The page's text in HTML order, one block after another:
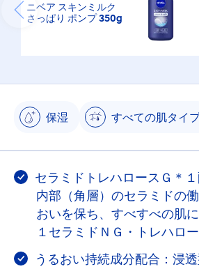
ニベア スキンミルク
さっぱり ポンプ 350g
保湿 すべての肌タイ
セラミドトレハロースＧ＊
内部（角層）のセラミドの
おいを保ち、すべすべの肌
１セラミドＮＧ・トレハロ
うるおい持続成分配合：浸